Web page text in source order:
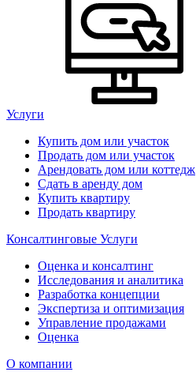
Услуги
Купить дом или участок
Продать дом или участок
Арендовать дом или коттедж
Сдать в аренду дом
Купить квартиру
Продать квартиру
Консалтинговые Услуги
Оценка и консалтинг
Исследования и аналитика
Разработка концепции
Экспертиза и оптимизация
Управление продажами
Оценка
О компании